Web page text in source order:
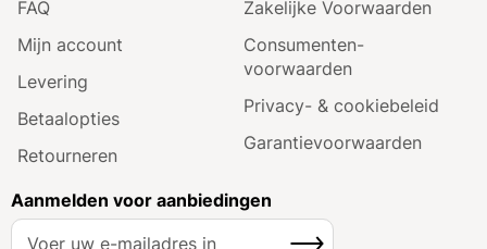
FAQ
Mijn account
Levering
Betaalopties
Retourneren
Zakelijke Voorwaarden
Consumenten­
voorwaarden
Privacy- & cookiebeleid
Garantie­voorwaarden
Aanmelden voor aanbiedingen
A
Inschrijven